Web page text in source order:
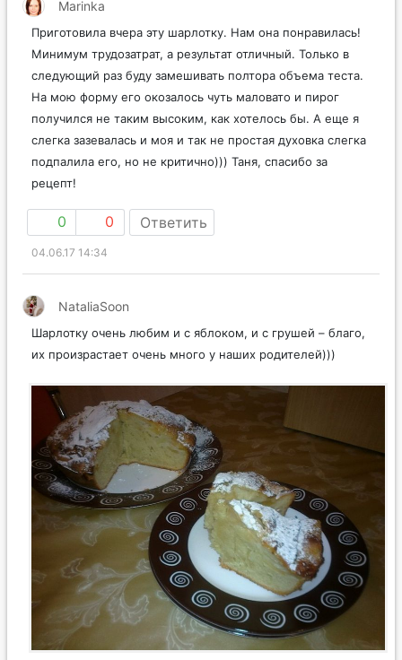
Marinka
Приготовила вчера эту шарлотку. Нам она понравилась!
Минимум трудозатрат, а результат отличный. Только в
следующий раз буду замешивать полтора объема теста.
На мою форму его окозалось чуть маловато и пирог
получился не таким высоким, как хотелось бы. А еще я
слегка зазевалась и моя и так не простая духовка слегка
подпалила его, но не критично))) Таня, спасибо за
рецепт!
0 0 Ответить
04.06.17 14:34
NataliaSoon
Шарлотку очень любим и с яблоком, и с грушей – благо,
их произрастает очень много у наших родителей)))